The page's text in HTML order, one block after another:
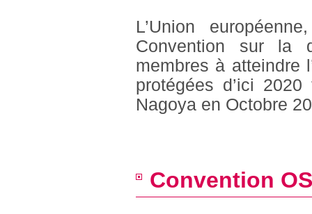
L’Union
Convention sur la
membres à atteindre
protégées d’ici
Nagoya en Octobre
Convention